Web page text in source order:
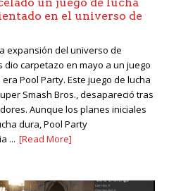
en el universo de
expansión del universo de
dio carpetazo en mayo a un juego
Pool Party. Este juego de lucha
Smash Bros., desapareció tras
Aunque los planes iniciales
dura, Pool Party
... [Read More]